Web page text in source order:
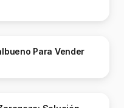
Para Vender